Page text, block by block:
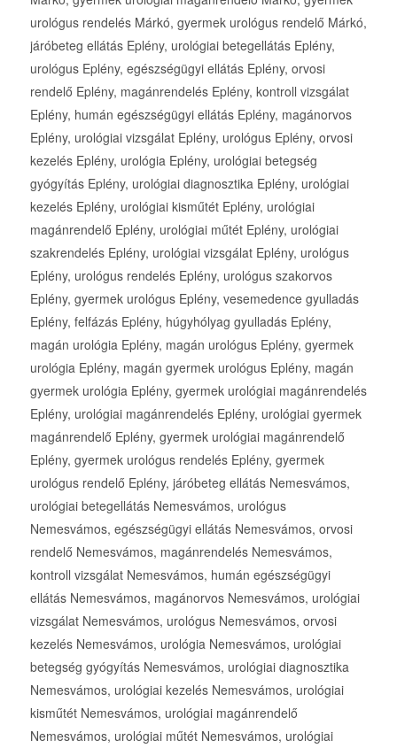
urológus rendelés Márkó, gyermek urológus rendelő Márkó,
járóbeteg ellátás Eplény, urológiai betegellátás Eplény,
urológus Eplény, egészségügyi ellátás Eplény, orvosi
rendelő Eplény, magánrendelés Eplény, kontroll vizsgálat
Eplény, humán egészségügyi ellátás Eplény, magánorvos
Eplény, urológiai vizsgálat Eplény, urológus Eplény, orvosi
kezelés Eplény, urológia Eplény, urológiai betegség
gyógyítás Eplény, urológiai diagnosztika Eplény, urológiai
kezelés Eplény, urológiai kisműtét Eplény, urológiai
magánrendelő Eplény, urológiai műtét Eplény, urológiai
szakrendelés Eplény, urológiai vizsgálat Eplény, urológus
Eplény, urológus rendelés Eplény, urológus szakorvos
Eplény, gyermek urológus Eplény, vesemedence gyulladás
Eplény, felfázás Eplény, húgyhólyag gyulladás Eplény,
magán urológia Eplény, magán urológus Eplény, gyermek
urológia Eplény, magán gyermek urológus Eplény, magán
gyermek urológia Eplény, gyermek urológiai magánrendelés
Eplény, urológiai magánrendelés Eplény, urológiai gyermek
magánrendelő Eplény, gyermek urológiai magánrendelő
Eplény, gyermek urológus rendelés Eplény, gyermek
urológus rendelő Eplény, járóbeteg ellátás Nemesvámos,
urológiai betegellátás Nemesvámos, urológus
Nemesvámos, egészségügyi ellátás Nemesvámos, orvosi
rendelő Nemesvámos, magánrendelés Nemesvámos,
kontroll vizsgálat Nemesvámos, humán egészségügyi
ellátás Nemesvámos, magánorvos Nemesvámos, urológiai
vizsgálat Nemesvámos, urológus Nemesvámos, orvosi
kezelés Nemesvámos, urológia Nemesvámos, urológiai
betegség gyógyítás Nemesvámos, urológiai diagnosztika
Nemesvámos, urológiai kezelés Nemesvámos, urológiai
kisműtét Nemesvámos, urológiai magánrendelő
Nemesvámos, urológiai műtét Nemesvámos, urológiai